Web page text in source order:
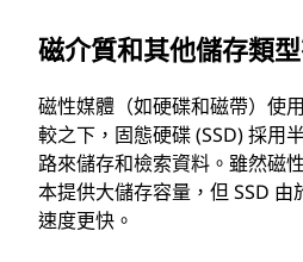
磁介質和其他儲存類
磁性媒體（如硬碟和磁帶）使
較之下，固態硬碟 (SSD) 採用
路來儲存和檢索資料。雖然磁
本提供大儲存容量，但 SSD
速度更快。